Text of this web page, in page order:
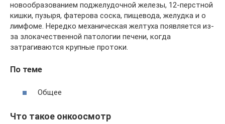
новообразованием поджелудочной железы, 12-перстной
кишки, пузыря, фатерова соска, пищевода, желудка и о
лимфоме. Нередко механическая желтуха появляется из-
за злокачественной патологии печени, когда
затрагиваются крупные протоки.
По теме
Общее
Что такое онкоосмотр